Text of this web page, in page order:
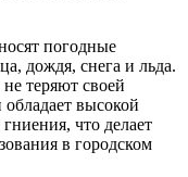
погодные
дождя, снега и льда.
теряют своей
высокой
что делает
в городском